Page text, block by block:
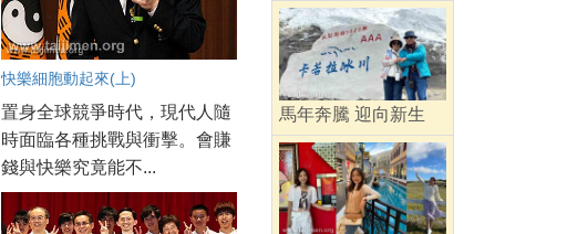
快樂細胞動起來(上)
置身全球競爭時代，現代人隨
時面臨各種挑戰與衝擊。會賺
錢與快樂究竟能不...
馬年奔騰 迎向新生